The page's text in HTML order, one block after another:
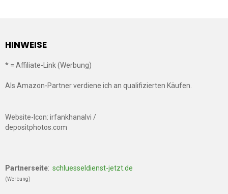
HINWEISE
* = Affiliate-Link (Werbung)
Als Amazon-Partner verdiene ich an qualifizierten Käufen.
Website-Icon: irfankhanalvi /
depositphotos.com
Partnerseite: schluesseldienst-jetzt.de
(Werbung)